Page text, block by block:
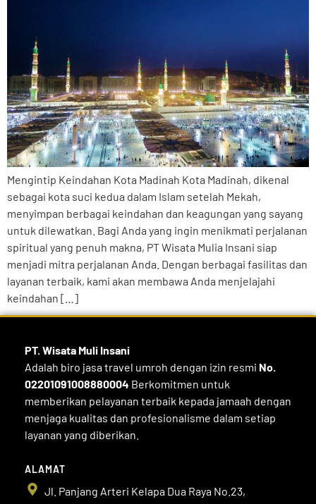
Mengintip Keindahan Kota Madinah Kota Madinah, dikenal
sebagai kota suci kedua dalam Islam setelah Mekah,
menyimpan berbagai keindahan dan keagungan yang sayang
untuk dilewatkan. Bagi Anda yang ingin menikmati perjalanan
spiritual yang penuh makna, PT Wisata Mulia Insani siap
menjadi mitra perjalanan Anda. Dengan berbagai fasilitas dan
layanan terbaik, kami akan membawa Anda menjelajahi
keindahan […]
PT. Wisata Muli Insani
Adalah biro jasa travel umroh dengan izin resmi No.
02201091008880004 Berkomitmen untuk
memberikan pelayanan terbaik kepada jamaah dengan
menjaga kualitas dan profesionalisme dalam setiap
layanan yang diberikan.
ALAMAT
Jl. Panjang Arteri Kelapa Dua Raya No.23,